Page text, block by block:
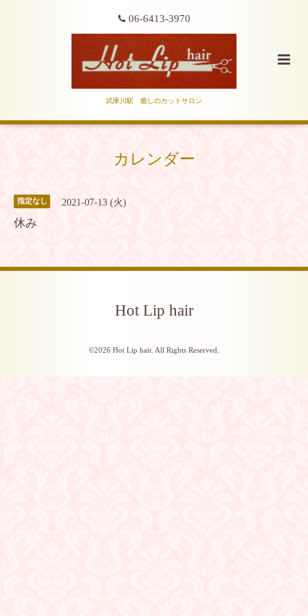
06-6413-3970
武庫川駅 癒しのカットサロン
カレンダー
指定なし 2021-07-13 (火)
休み
Hot Lip hair
©2026 Hot Lip hair. All Rights Reserved.